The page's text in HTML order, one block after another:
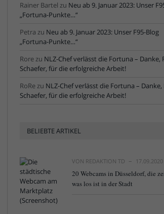
Rainer Bartel zu Neu ab 9. Januar 2023: Unser
„Fortuna-Punkte…“
Petra zu Neu ab 9. Januar 2023: Unser F95-Blog
„Fortuna-Punkte…“
Rorezu NLZ-Chef verlässt die Fortuna – Danke,
Schaefer, für die erfolgreiche Arbeit!
RoRezu NLZ-Chef verlässt die Fortuna – Danke,
Schaefer, für die erfolgreiche Arbeit!
BELIEBTE ARTIKEL
VON REDAKTION TD 17.09.2020
20 Webcams in Düsseldorf, die
was los ist in der Stadt